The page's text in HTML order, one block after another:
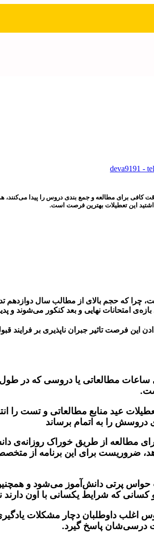
برای مطالعه و جمع بندی دروس را پیدا می‌کنند،
این تعطیلات بهترین فرصت است.
چرا که حجم بالای از مطالب سال
امتحانات نهایی و بعد کنکور می‌شوند و
فرصت تاثیر جبران ناپذیری بر فرایند
مطالعاتی یا دروسی که در
عید منابع مطالعاتی و تست را
دروسش را به اتمام برساند
مطالعه از طریق خوراک روزانه‌ی
ضروريست برای این برنامه از
پرتی دانش‌آموز می‌شود و همچنین
که شرایط یکسانی با اون
داوطلبان دچار مشکلات
درسی‌شان پاسخ گیرد.